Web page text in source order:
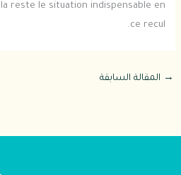
reste le situation indispensable en
ce recul.
→ المقالة السابقة